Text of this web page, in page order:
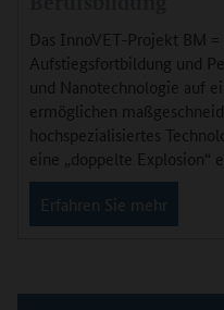
Das InnoVET-Projekt BM =
Aufstiegsfortbildung und
und Nanotechnologie auf
ermöglichen
hochspezialisiertes
eine „doppelte Explosion“
Erfahren Sie mehr